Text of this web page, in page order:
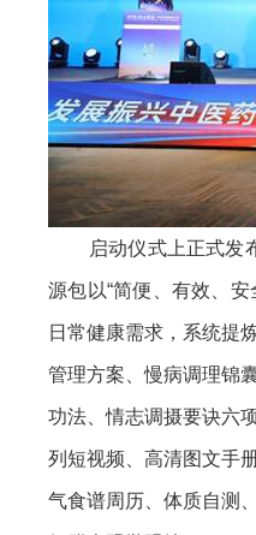
启动仪式上正式发
源包以“简便、有效、
日常健康需求，系统提
管理方案、慢病调理锦
功法、情志调摄要诀六
列短视频、高清图文手
气食谱周历、体质自测